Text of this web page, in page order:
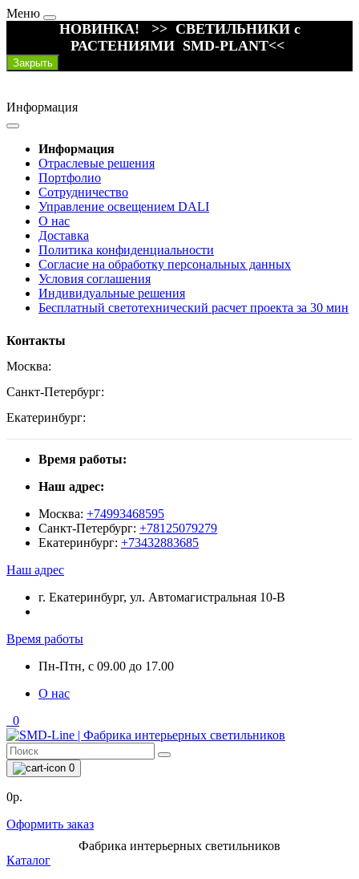
Меню
НОВИНКА! >> СВЕТИЛЬНИКИ с
РАСТЕНИЯМИ SMD-PLANT<<
Закрыть
Информация
Информация
Отраслевые решения
Портфолио
Сотрудничество
Управление освещением DALI
О нас
Доставка
Политика конфиденциальности
Согласие на обработку персональных данных
Условия соглашения
Индивидуальные решения
Бесплатный светотехнический расчет проекта за 30 мин
Контакты
Москва:
Санкт-Петербург:
Екатеринбург:
Время работы:
Наш адрес:
Москва: +74993468595
Санкт-Петербург: +78125079279
Екатеринбург: +73432883685
Наш адрес
г. Екатеринбург, ул. Автомагистральная 10-В
Время работы
Пн-Птн, с 09.00 до 17.00
О нас
0
0
0р.
Оформить заказ
Фабрика интерьерных светильников
Каталог